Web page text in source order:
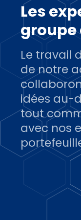
Les
groupe
Le travail
de notre
idées au-
tout
avec nos